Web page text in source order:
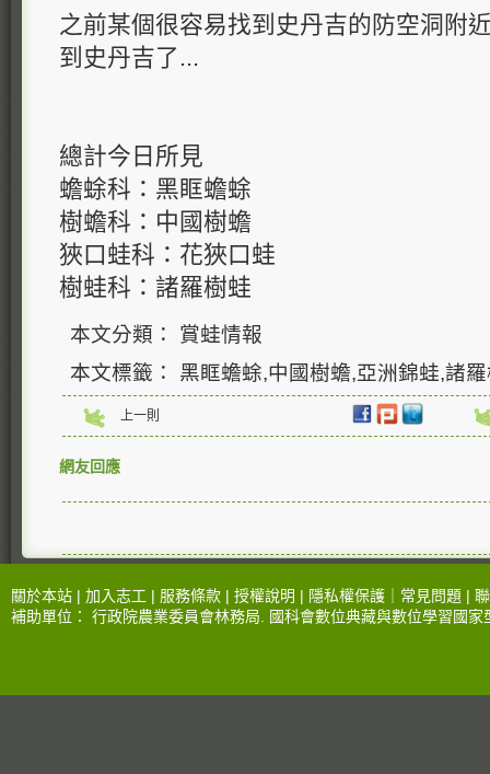
之前某個很容易找到史丹吉的防空洞附
到史丹吉了...
總計今日所見
蟾蜍科：黑眶蟾蜍
樹蟾科：中國樹蟾
狹口蛙科：花狹口蛙
樹蛙科：諸羅樹蛙
本文分類： 賞蛙情報
本文標籤： 黑眶蟾蜍,中國樹蟾,亞洲錦蛙,諸
上一則
網友回應
關於本站 | 加入志工 | 服務條款 | 授權說明 | 隱私權保護 常見問題 |
補助單位： 行政院農業委員會林務局 國科會數位典藏與數位學習國家